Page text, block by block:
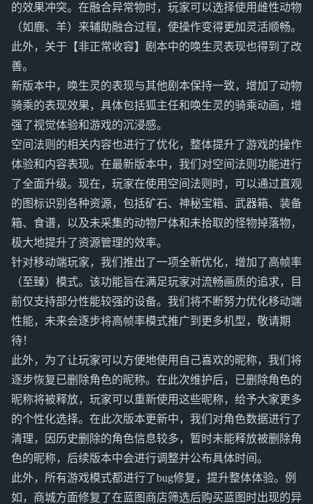
的效果冲突。在融合异常物时，玩家可以选择使用雌性动物
（如鹿、羊）来辅助融合过程，使操作变得更加灵活顺畅。
此外，关于【非正常收容】剧本中的唤生灵表现也得到了改
善。
新版本中，唤生灵的表现与其他剧本保持一致，增加了动物
骑乘的表现效果，具体包括狐主任和唤生灵的骑乘动画，增
强了视觉体验和游戏的沉浸感。
空间法则的相关内容也进行了优化，整体提升了游戏的操作
体验和内容表现。在最新版本中，我们对空间法则功能进行
了全面升级。现在，玩家在使用空间法则时，可以通过直观
的图标识别各种资源，包括矿石、神秘宝箱、武器箱、装备
箱、食谱，以及未采集的动物尸体和未拾取的怪物掉落物，
极大地提升了资源管理的效率。
针对移动端玩家，我们推出了一项全新优化，增加了高帧率
（至臻）模式。该功能旨在满足玩家对流畅画质的追求，目
前仅支持部分性能较强的设备。我们将不断努力优化移动端
性能，未来会逐步将高帧率模式推广到更多机型，敬请期
待！
此外，为了让玩家可以方便地使用自己喜欢的昵称，我们将
逐步恢复已删除角色的昵称。在此次维护后，已删除角色的
昵称将被释放，玩家可以重新使用这些昵称，给予大家更多
的个性化选择。在此次版本更新中，我们对角色数据进行了
清理，因历史删除的角色信息较多，暂时未能释放被删除角
色的昵称，后续版本中会进行调整并公布具体时间。
此外，所有游戏模式都进行了bug修复，提升整体体验。例
如，商城方面修复了在蓝图商店筛选后购买蓝图时出现的异